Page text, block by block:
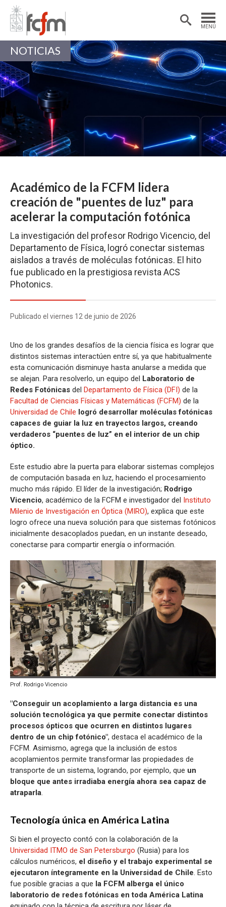
MENÚ
Estudiantes
Académicas/os
NOTICIAS
Académico de la FCFM lidera
creación de "puentes de luz" para
acelerar la computación fotónica
La investigación del profesor Rodrigo Vicencio, del
Departamento de Física, logró conectar sistemas
aislados a través de moléculas fotónicas. El hito
fue publicado en la prestigiosa revista ACS
Photonics.
Publicado el viernes 12 de junio de 2026
Uno de los grandes desafíos de la ciencia física es lograr que
distintos sistemas interactúen entre sí, ya que habitualmente
esta comunicación disminuye hasta anularse a medida que
se alejan. Para resolverlo, un equipo del Laboratorio de
Redes Fotónicas del Departamento de Física (DFI) de la
Facultad de Ciencias Físicas y Matemáticas (FCFM) de la
Universidad de Chile logró desarrollar moléculas fotónicas
capaces de guiar la luz en trayectos largos, creando
verdaderos “puentes de luz” en el interior de un chip
óptico.
Este estudio abre la puerta para elaborar sistemas complejos
de computación basada en luz, haciendo el procesamiento
mucho más rápido. El líder de la investigación; Rodrigo
Vicencio, académico de la FCFM e investigador del Instituto
Milenio de Investigación en Óptica (MIRO), explica que este
logro ofrece una nueva solución para que sistemas fotónicos
inicialmente desacoplados puedan, en un instante deseado,
conectarse para compartir energía o información.
Prof. Rodrigo Vicencio
"Conseguir un acoplamiento a larga distancia es una
solución tecnológica ya que permite conectar distintos
procesos ópticos que ocurren en distintos lugares
dentro de un chip fotónico", destaca el académico de la
FCFM. Asimismo, agrega que la inclusión de estos
acoplamientos permite transformar las propiedades de
transporte de un sistema, logrando, por ejemplo, que un
bloque que antes irradiaba energía ahora sea capaz de
atraparla.
Tecnología única en América Latina
Si bien el proyecto contó con la colaboración de la
Universidad ITMO de San Petersburgo (Rusia) para los
cálculos numéricos, el diseño y el trabajo experimental se
ejecutaron íntegramente en la Universidad de Chile. Esto
fue posible gracias a que la FCFM alberga el único
laboratorio de redes fotónicas en toda América Latina